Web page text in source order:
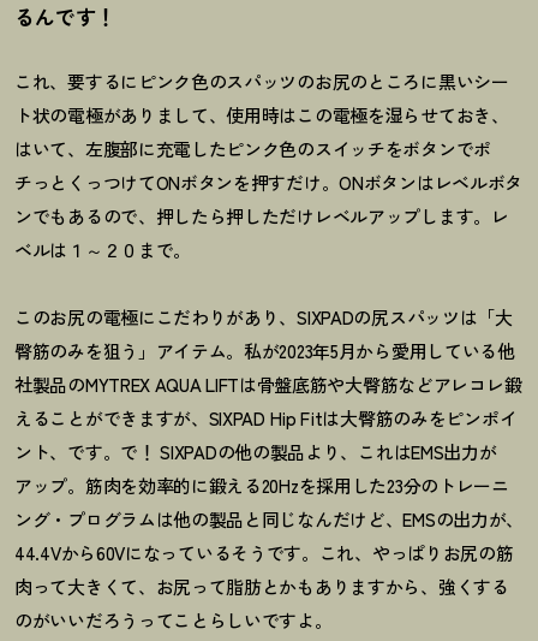
るんです ！
これ、要するにピンク色のスパッツのお尻のところに黒いシー
ト状の電極がありまして、使用時はこの電極を湿らせておき、
はいて、左腹部に充電したピンク色のスイッチをボタンでポ
チっとくっつけてONボタンを押すだけ。ONボタンはレベルボタ
ンでもあるので、押したら押しただけレベルアップします。レ
ベルは１～２０まで。
このお尻の電極にこだわりがあり、SIXPADの尻スパッツは「大
臀筋のみを狙う」アイテム。私が2023年5月から愛用している他
社製品のMYTREX AQUA LIFTは骨盤底筋や大臀筋などアレコレ鍛
えることができますが、SIXPAD Hip Fitは大臀筋のみをピンポイ
ント、です。で ！ SIXPADの他の製品より、これはEMS出力が
アップ。筋肉を効率的に鍛える20Hzを採用した23分のトレーニ
ング・プログラムは他の製品と同じなんだけど、EMSの出力が、
44.4Vから60Vになっているそうです。これ、やっぱりお尻の筋
肉って大きくて、お尻って脂肪とかもありますから、強くする
のがいいだろうってことらしいですよ。